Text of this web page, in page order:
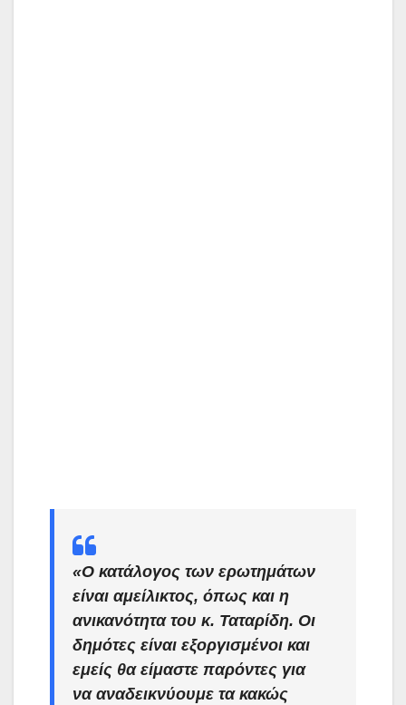
«Ο κατάλογος των ερωτημάτων
είναι αμείλικτος, όπως και η
ανικανότητα του κ. Ταταρίδη. Οι
δημότες είναι εξοργισμένοι και
εμείς θα είμαστε παρόντες για
να αναδεικνύουμε τα κακώς